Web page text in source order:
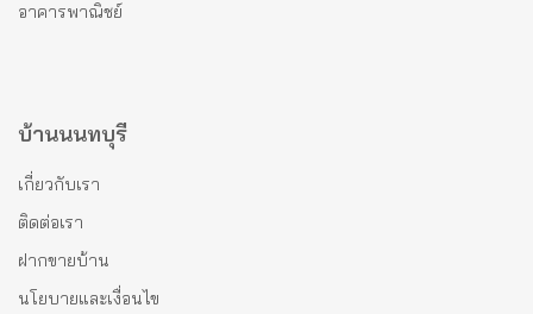
อาคารพาณิชย์
บ้านนนทบุรี
เกี่ยวกับเรา
ติดต่อเรา
ฝากขายบ้าน
นโยบายและเงื่อนไข